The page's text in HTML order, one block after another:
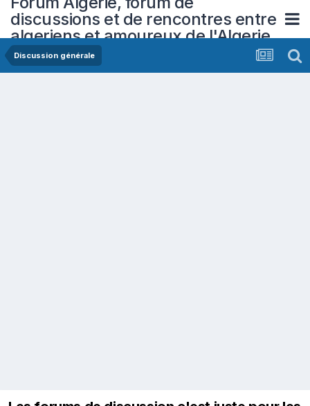
discussions et de rencontres entre
algeriens et amoureux de l'Algerie
Discussion générale